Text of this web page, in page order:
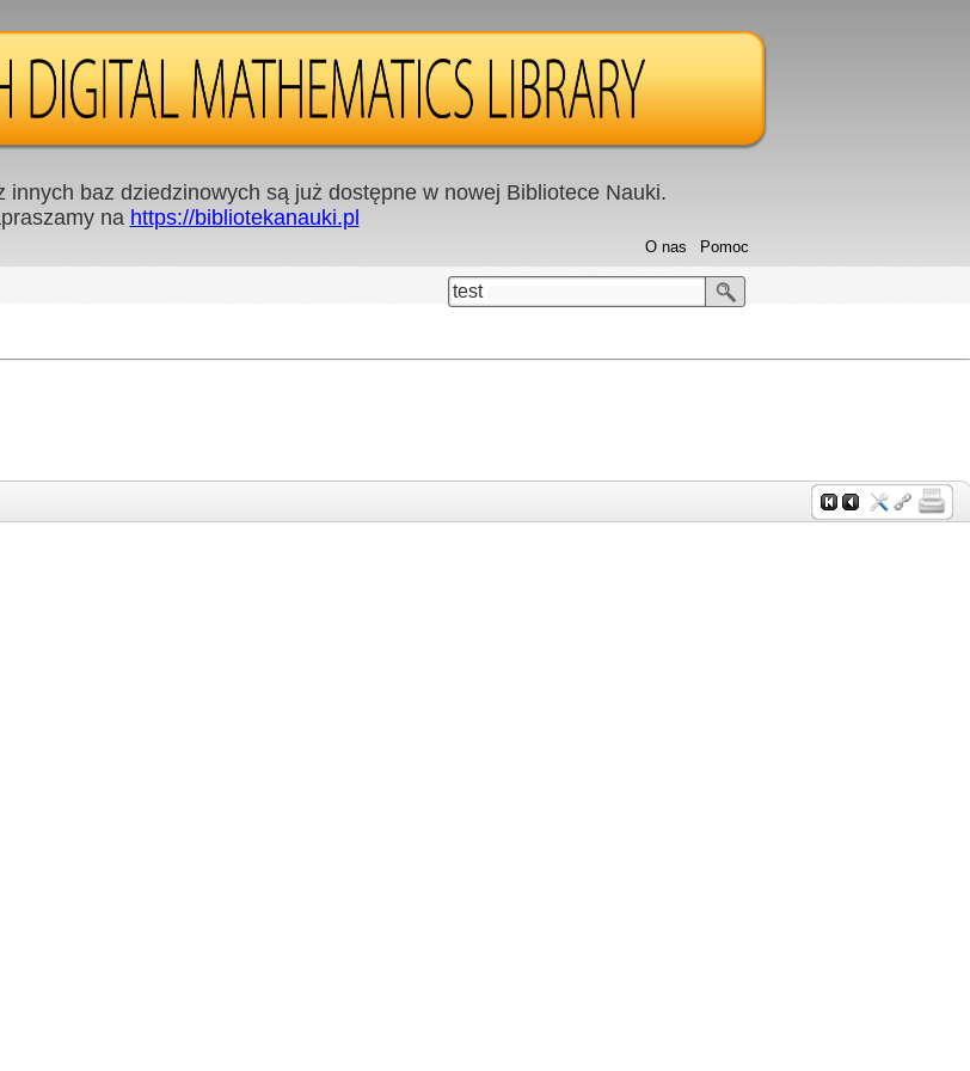
innych baz dziedzinowych są już dostępne w nowej Bibliotece Nauki.
na https://bibliotekanauki.pl
Pomoc
O nas
test